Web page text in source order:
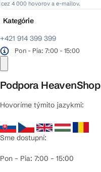
cez 4 000 hovorov a e-mailov.
+421 914 399 399
Pon - Pia: 7:00 - 15:00
Podpora HeavenShop
Hovoríme týmito jazykmi:
Sme dostupní:
Pon – Pia: 7:00 – 15:00
Kategórie